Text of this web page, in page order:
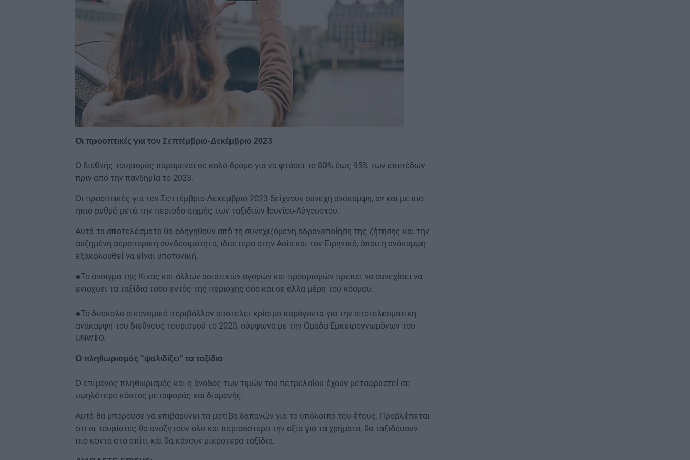
Οι προοπτικές για τον Σεπτέμβριο-Δεκέμβριο 2023
Ο διεθνής τουρισμός παραμένει σε καλό δρόμο για να φτάσει το 80% έως 95% των επιπέδων
πριν από την πανδημία το 2023.
Οι προοπτικές για τον Σεπτέμβριο-Δεκέμβριο 2023 δείχνουν συνεχή ανάκαμψη, αν και με πιο
ήπιο ρυθμό μετά την περίοδο αιχμής των ταξιδιών Ιουνίου-Αύγουστου.
Αυτά τα αποτελέσματα θα οδηγηθούν από τη συνεχιζόμενη αδρανοποίηση της ζήτησης και την
αυξημένη αεροπορική συνδεσιμότητα, ιδιαίτερα στην Ασία και τον Ειρηνικό, όπου η ανάκαμψη
εξακολουθεί να είναι υποτονική.
●Το άνοιγμα της Κίνας και άλλων ασιατικών αγορών και προορισμών πρέπει να συνεχίσει να
ενισχύει τα ταξίδια τόσο εντός της περιοχής όσο και σε άλλα μέρη του κόσμου.
●Το δύσκολο οικονομικό περιβάλλον αποτελεί κρίσιμο παράγοντα για την αποτελεσματική
ανάκαμψη του διεθνούς τουρισμού το 2023, σύμφωνα με την Ομάδα Εμπειρογνωμόνων του
UNWTO.
Ο πληθωρισμός “ψαλιδίζει” τα ταξίδια
Ο επίμονος πληθωρισμός και η άνοδος των τιμών του πετρελαίου έχουν μεταφραστεί σε
υψηλότερο κόστος μεταφοράς και διαμονής.
Αυτό θα μπορούσε να επιβαρύνει τα μοτίβα δαπανών για το υπόλοιπο του έτους. Προβλέπεται
ότι οι τουρίστες θα αναζητούν όλο και περισσότερο την αξία για τα χρήματα, θα ταξιδεύουν
πιο κοντά στο σπίτι και θα κάνουν μικρότερα ταξίδια.